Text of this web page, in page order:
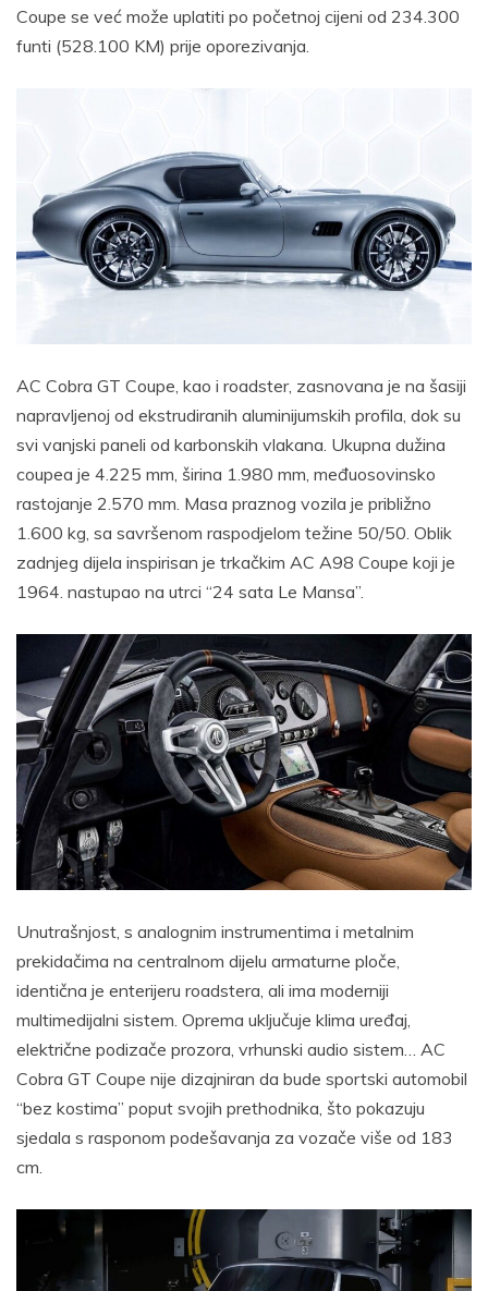
Coupe se već može uplatiti po početnoj cijeni od 234.300
funti (528.100 KM) prije oporezivanja.
AC Cobra GT Coupe, kao i roadster, zasnovana je na šasiji
napravljenoj od ekstrudiranih aluminijumskih profila, dok su
svi vanjski paneli od karbonskih vlakana. Ukupna dužina
coupea je 4.225 mm, širina 1.980 mm, međuosovinsko
rastojanje 2.570 mm. Masa praznog vozila je približno
1.600 kg, sa savršenom raspodjelom težine 50/50. Oblik
zadnjeg dijela inspirisan je trkačkim AC A98 Coupe koji je
1964. nastupao na utrci “24 sata Le Mansa”.
Unutrašnjost, s analognim instrumentima i metalnim
prekidačima na centralnom dijelu armaturne ploče,
identična je enterijeru roadstera, ali ima moderniji
multimedijalni sistem. Oprema uključuje klima uređaj,
električne podizače prozora, vrhunski audio sistem… AC
Cobra GT Coupe nije dizajniran da bude sportski automobil
“bez kostima” poput svojih prethodnika, što pokazuju
sjedala s rasponom podešavanja za vozače više od 183
cm.